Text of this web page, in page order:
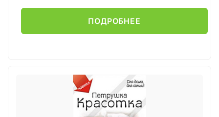
ПОДРОБНЕЕ